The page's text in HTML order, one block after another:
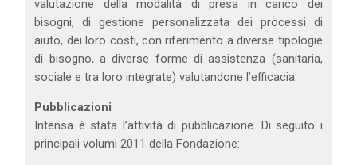
valutazione della modalità di presa in carico dei
bisogni, di gestione personalizzata dei processi di
aiuto, dei loro costi, con riferimento a diverse tipologie
di bisogno, a diverse forme di assistenza (sanitaria,
sociale e tra loro integrate) valutandone l’efficacia.
Pubblicazioni
Intensa è stata l’attività di pubblicazione. Di seguito i
principali volumi 2011 della Fondazione: